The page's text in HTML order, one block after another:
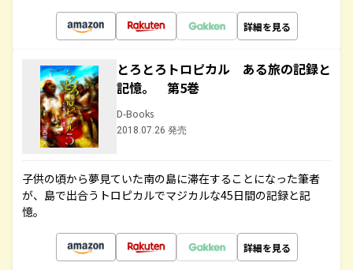
詳細を見る
とろとろトロピカル ある旅の記録と
記憶。 第5巻
D-Books
2018.07.26 発売
子供の頃から夢見ていた南の島に滞在することになった筆者
が、島で出合うトロピカルでマジカルな45日間の記録と記
憶。
詳細を見る